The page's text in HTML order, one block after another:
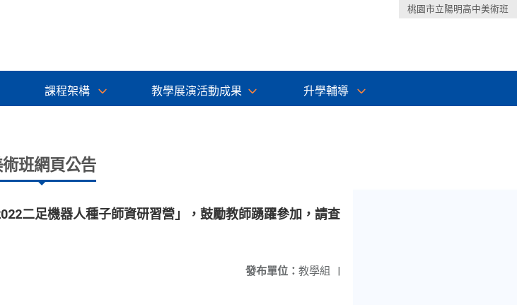
桃園市立陽明高中美術班
課程架構 教學展演活動成果 升學輔導
術班網頁公告
二足機器人種子師資研習營」，鼓勵教師踴躍參加，請查
發布單位： 教學組 |